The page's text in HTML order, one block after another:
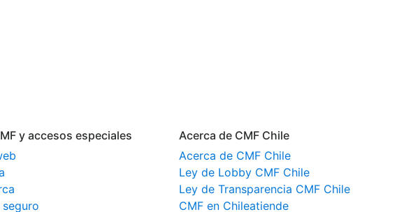
y accesos especiales
Acerca de CMF Chile
Acerca de CMF Chile
Ley de Lobby CMF Chile
Ley de Transparencia CMF Chile
CMF en Chileatiende